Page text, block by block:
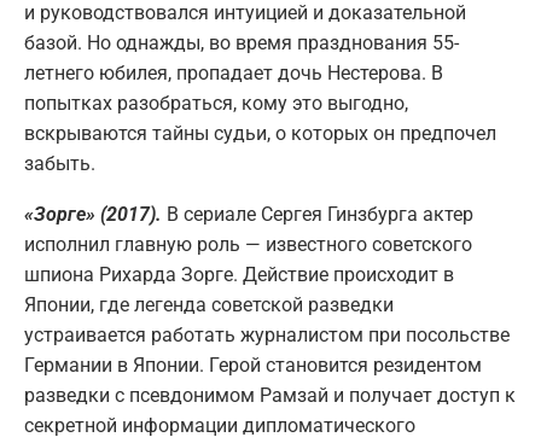
и руководствовался интуицией и доказательной
базой. Но однажды, во время празднования 55-
летнего юбилея, пропадает дочь Нестерова. В
попытках разобраться, кому это выгодно,
вскрываются тайны судьи, о которых он предпочел
забыть.
«Зорге» (2017). В сериале Сергея Гинзбурга актер
исполнил главную роль — известного советского
шпиона Рихарда Зорге. Действие происходит в
Японии, где легенда советской разведки
устраивается работать журналистом при посольстве
Германии в Японии. Герой становится резидентом
разведки с псевдонимом Рамзай и получает доступ к
секретной информации дипломатического